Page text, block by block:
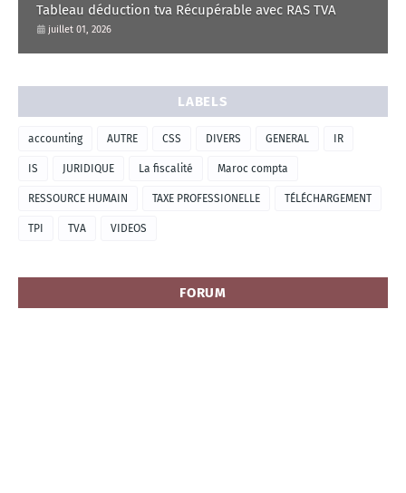
Tableau déduction tva Récupérable avec RAS TVA
juillet 01, 2026
LABELS
accounting AUTRE CSS DIVERS GENERAL IR
IS JURIDIQUE La fiscalité Maroc compta
RESSOURCE HUMAIN TAXE PROFESSIONELLE TÉLÉCHARGEMENT
TPI TVA VIDEOS
FORUM